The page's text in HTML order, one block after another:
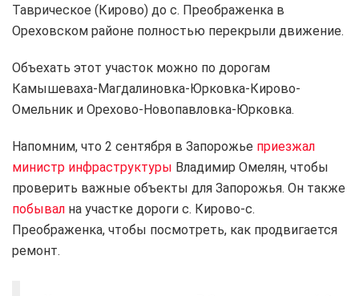
Таврическое (Кирово) до с. Преображенка в
Ореховском районе полностью перекрыли движение.
Объехать этот участок можно по дорогам
Камышеваха-Магдалиновка-Юрковка-Кирово-
Омельник и Орехово-Новопавловка-Юрковка.
Напомним, что 2 сентября в Запорожье приезжал
министр инфраструктуры Владимир Омелян, чтобы
проверить важные объекты для Запорожья. Он также
побывал на участке дороги с. Кирово-с.
Преображенка, чтобы посмотреть, как продвигается
ремонт.